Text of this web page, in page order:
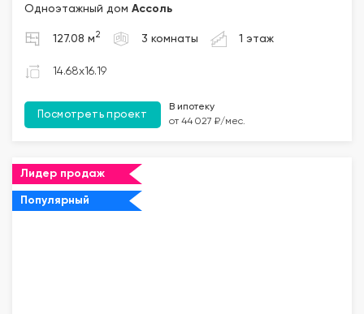
Одноэтажный дом Ассоль
127.08 м 2 3 комнаты 1 этаж
14.68x16.19
Посмотреть проект
В ипотеку
от 44 027 ₽/мес.
Лидер продаж
Популярный